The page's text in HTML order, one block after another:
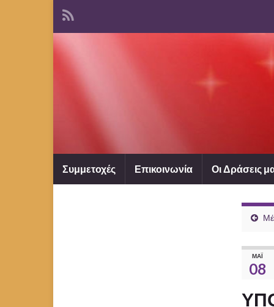
Συμμετοχές Επικοινωνία Οι Δράσεις
ΜΆΙ
08